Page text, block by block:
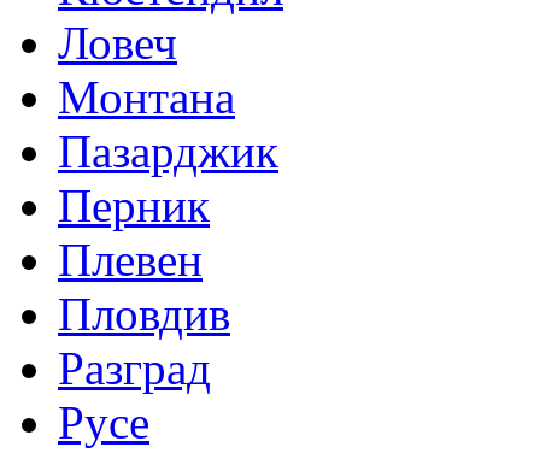
Ловеч
Монтана
Пазарджик
Перник
Плевен
Пловдив
Разград
Русе